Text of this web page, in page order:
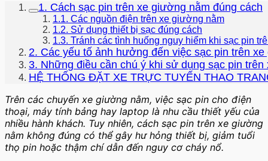
1. Cách sạc pin trên xe giường nằm đúng cách
1.1. Các nguồn điện trên xe giường nằm
1.2. Sử dụng thiết bị sạc đúng cách
1.3. Tránh các tình huống nguy hiểm khi sạc pin
2. Các yếu tố ảnh hưởng đến việc sạc pin trên
3. Những điều cần chú ý khi sử dụng sạc pin
HỆ THỐNG ĐẶT XE TRỰC TUYẾN THAO
Trên các chuyến xe giường nằm, việc sạc pin cho điện
thoại, máy tính bảng hay laptop là nhu cầu thiết yếu của
nhiều hành khách. Tuy nhiên, cách sạc pin trên xe giường
nằm không đúng có thể gây hư hỏng thiết bị, giảm tuổi
thọ pin hoặc thậm chí dẫn đến nguy cơ cháy nổ.